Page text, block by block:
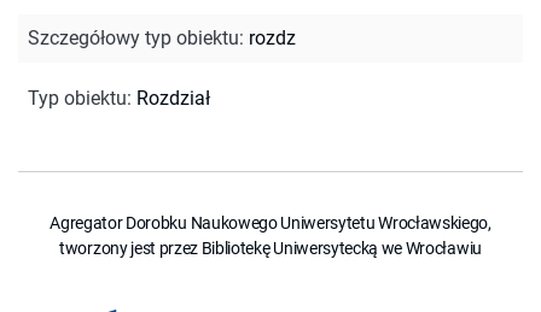
Szczegółowy typ obiektu: rozdz
Typ obiektu: Rozdział
Agregator Dorobku Naukowego Uniwersytetu Wrocławskiego,
tworzony jest przez Bibliotekę Uniwersytecką we Wrocławiu